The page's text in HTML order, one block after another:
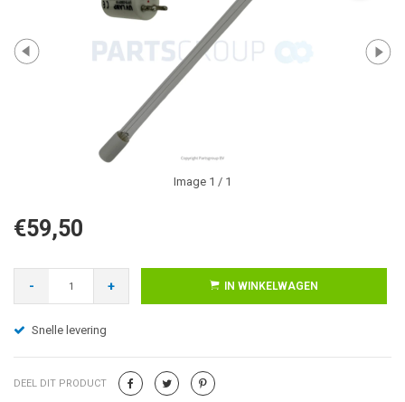
Image 1 / 1
€59,50
- + IN WINKELWAGEN
Snelle levering
DEEL DIT PRODUCT